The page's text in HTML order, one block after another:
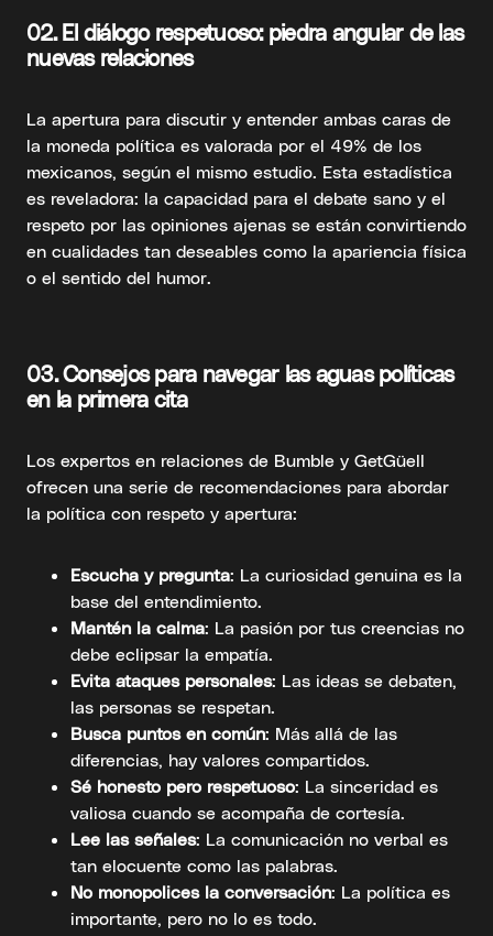
02.El diálogo respetuoso: piedra angular de las
nuevas relaciones
La apertura para discutir y entender ambas caras de
la moneda política es valorada por el 49% de los
mexicanos, según el mismo estudio. Esta estadística
es reveladora: la capacidad para el debate sano y el
respeto por las opiniones ajenas se están convirtiendo
en cualidades tan deseables como la apariencia física
o el sentido del humor.
03.Consejos para navegar las aguas políticas
en la primera cita
Los expertos en relaciones de Bumble y GetGüell
ofrecen una serie de recomendaciones para abordar
la política con respeto y apertura:
Escucha y pregunta: La curiosidad genuina es la
base del entendimiento.
Mantén la calma: La pasión por tus creencias no
debe eclipsar la empatía.
Evita ataques personales: Las ideas se debaten,
las personas se respetan.
Busca puntos en común: Más allá de las
diferencias, hay valores compartidos.
Sé honesto pero respetuoso: La sinceridad es
valiosa cuando se acompaña de cortesía.
Lee las señales: La comunicación no verbal es
tan elocuente como las palabras.
No monopolices la conversación: La política es
importante, pero no lo es todo.